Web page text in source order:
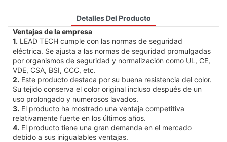
Detalles Del Producto
Ventajas de la empresa
1. LEAD TECH cumple con las normas de seguridad
eléctrica. Se ajusta a las normas de seguridad promulgadas
por organismos de seguridad y normalización como UL, CE,
VDE, CSA, BSI, CCC, etc.
2. Este producto destaca por su buena resistencia del color.
Su tejido conserva el color original incluso después de un
uso prolongado y numerosos lavados.
3. El producto ha mostrado una ventaja competitiva
relativamente fuerte en los últimos años.
4. El producto tiene una gran demanda en el mercado
debido a sus inigualables ventajas.